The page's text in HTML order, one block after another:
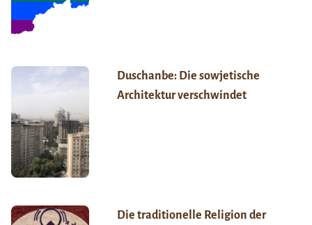
Duschanbe: Die sowjetische
Architektur verschwindet
Die traditionelle Religion der